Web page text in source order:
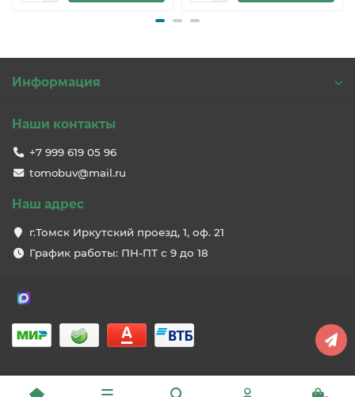
Информация
Наши контакты
+7 999 619 05 96
tomobuv@mail.ru
Наш адрес
г.Томск Иркутский проезд, 1, оф. 21
График работы: ПН-ПТ с 9 до 18